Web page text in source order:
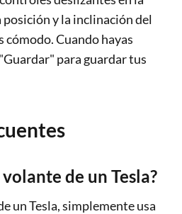
y la inclinación del
cómodo. Cuando hayas
para guardar tus
de un Tesla?
un Tesla, simplemente usa